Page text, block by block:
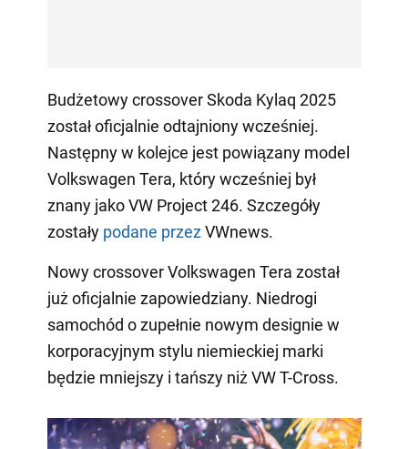
Budżetowy crossover Skoda Kylaq 2025
został oficjalnie odtajniony wcześniej.
Następny w kolejce jest powiązany model
Volkswagen Tera, który wcześniej był
znany jako VW Project 246. Szczegóły
zostały podane przezVWnews.
Nowy crossover Volkswagen Tera został
już oficjalnie zapowiedziany. Niedrogi
samochód o zupełnie nowym designie w
korporacyjnym stylu niemieckiej marki
będzie mniejszy i tańszy niż VW T-Cross.